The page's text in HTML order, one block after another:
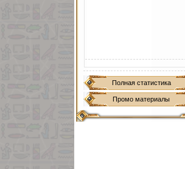
Полная статистика
Промо материалы